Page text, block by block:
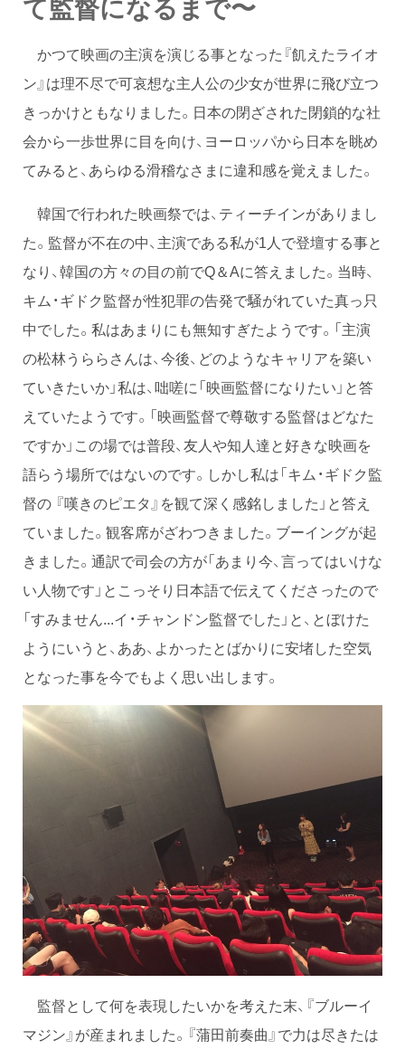
かつて映画の主演を演じる事となった『飢えたライオ
ン』は理不尽で可哀想な主人公の少女が世界に飛び立つ
きっかけともなりました。日本の閉ざされた閉鎖的な社
会から一歩世界に目を向け、ヨーロッパから日本を眺め
てみると、あらゆる滑稽なさまに違和感を覚えました。
韓国で行われた映画祭では、ティーチインがありまし
た。監督が不在の中、主演である私が1人で登壇する事と
なり、韓国の方々の目の前でQ＆Aに答えました。当時、
キム・ギドク監督が性犯罪の告発で騒がれていた真っ只
中でした。私はあまりにも無知すぎたようです。「主演
の松林うららさんは、今後、どのようなキャリアを築い
ていきたいか」私は、咄嗟に「映画監督になりたい」と答
えていたようです。「映画監督で尊敬する監督はどなた
ですか」この場では普段、友人や知人達と好きな映画を
語らう場所ではないのです。しかし私は「キム・ギドク監
督の 『嘆きのピエタ』を観て深く感銘しました」と答え
ていました。観客席がざわつきました。ブーイングが起
きました。通訳で司会の方が「あまり今、言ってはいけな
い人物です」とこっそり日本語で伝えてくださったので
「すみません...イ・チャンドン監督でした」と、とぼけた
ようにいうと、ああ、よかったとばかりに安堵した空気
となった事を今でもよく思い出します。
監督として何を表現したいかを考えた末、『ブルーイ
マジン』が産まれました。『蒲田前奏曲』で力は尽きたは